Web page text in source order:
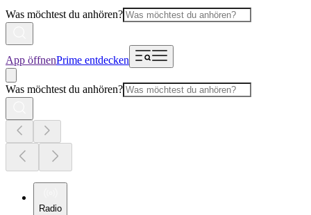
Was möchtest du anhören?
App öffnenPrime entdecken
Was möchtest du anhören?
Radio